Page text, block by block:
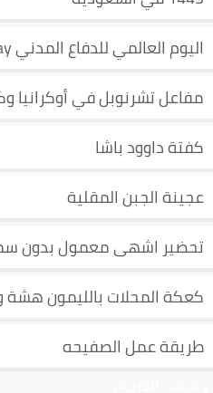
اليوم العالمي للدفاع المدني World Civil Defence Day
مفاعل تشرنوبل في أوكرانيا
كفتة داوود باشا
عجينة الجبن المقلية
تحضير اشهى معمول بدون
كعكة المحلات بالليمون هشة
طريقة عمل الصفيحه